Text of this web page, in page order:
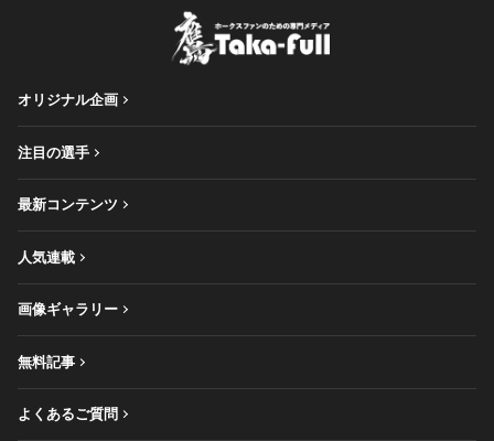
オリジナル企画
注目の選手
最新コンテンツ
人気連載
画像ギャラリー
無料記事
よくあるご質問